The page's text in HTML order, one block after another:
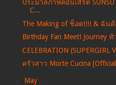
ประมวลภาพคอนเสิร์ต SUNSU
C...
The Making of ช็อต!!!! & ฉันต้
Birthday Fan Meet! Journey
CELEBRATION (SUPERGIRL
ครัวสาว Morte Cucina
May